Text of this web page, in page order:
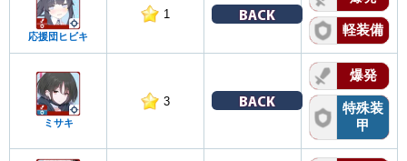
応援団ヒビキ
1 BACK
軽装備
ミサキ
3 BACK
爆発
特殊装
甲